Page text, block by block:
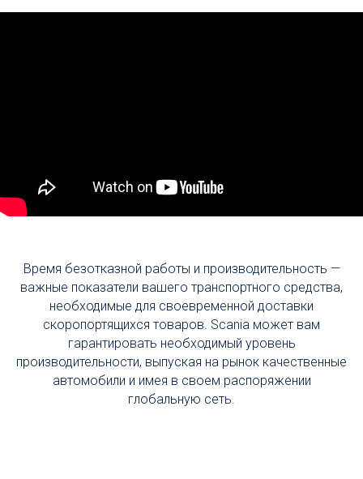
Время безотказной работы и производительность —
важные показатели вашего транспортного средства,
необходимые для своевременной доставки
скоропортящихся товаров. Scania может вам
гарантировать необходимый уровень
производительности, выпуская на рынок качественные
автомобили и имея в своем распоряжении
глобальную сеть.